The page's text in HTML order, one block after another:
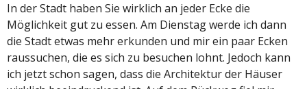
In der Stadt haben Sie wirklich an jeder Ecke die
Möglichkeit gut zu essen. Am Dienstag werde ich dann
die Stadt etwas mehr erkunden und mir ein paar Ecken
raussuchen, die es sich zu besuchen lohnt. Jedoch kann
ich jetzt schon sagen, dass die Architektur der Häuser